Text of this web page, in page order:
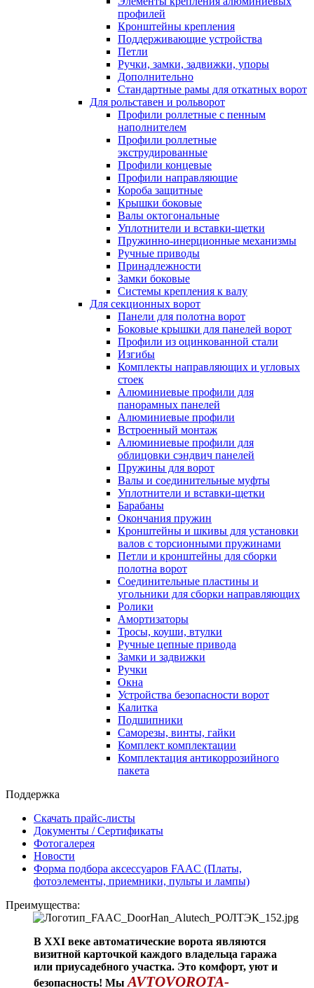
профилей
Кронштейны крепления
Поддерживающие устройства
Петли
Ручки, замки, задвижки, упоры
Дополнительно
Стандартные рамы для откатных ворот
Для рольставен и рольворот
Профили роллетные с пенным
наполнителем
Профили роллетные
экструдированные
Профили концевые
Профили направляющие
Короба защитные
Крышки боковые
Валы октогональные
Уплотнители и вставки-щетки
Пружинно-инерционные механизмы
Ручные приводы
Принадлежности
Замки боковые
Системы крепления к валу
Для секционных ворот
Панели для полотна ворот
Боковые крышки для панелей ворот
Профили из оцинкованной стали
Изгибы
Комплекты направляющих и угловых
стоек
Алюминиевые профили для
панорамных панелей
Алюминиевые профили
Встроенный монтаж
Алюминиевые профили для
облицовки сэндвич панелей
Пружины для ворот
Валы и соединительные муфты
Уплотнители и вставки-щетки
Барабаны
Окончания пружин
Кронштейны и шкивы для установки
валов с торсионными пружинами
Петли и кронштейны для сборки
полотна ворот
Соединительные пластины и
угольники для сборки направляющих
Ролики
Амортизаторы
Тросы, коуши, втулки
Ручные цепные привода
Замки и задвижки
Ручки
Окна
Устройства безопасности ворот
Калитка
Подшипники
Саморезы, винты, гайки
Комплект комплектации
Комплектация антикоррозийного
пакета
Поддержка
Скачать прайс-листы
Документы / Сертификаты
Фотогалерея
Новости
Форма подбора аксессуаров FAAC (Платы,
фотоэлементы, приемники, пульты и лампы)
Преимущества:
В XXI веке автоматические ворота являются
визитной карточкой каждого владельца гаража
или приусадебного участка. Это комфорт, уют и
безопасность! Мы AVTOVOROTA-